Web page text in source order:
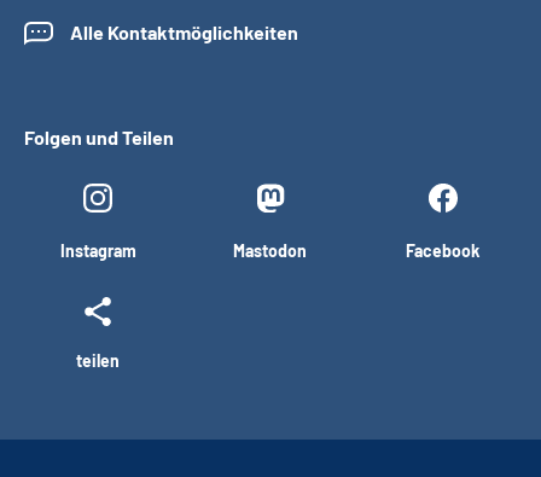
Alle Kontaktmöglichkeiten
Folgen und Teilen
Instagram Mastodon Facebook
teilen